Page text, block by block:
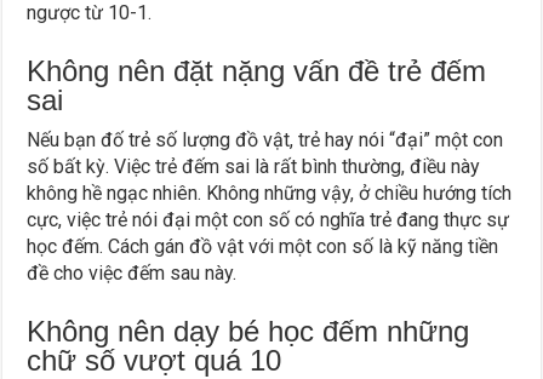
ngược từ 10-1.
Không nên đặt nặng vấn đề trẻ đếm
sai
Nếu bạn đố trẻ số lượng đồ vật, trẻ hay nói “đại” một con
số bất kỳ. Việc trẻ đếm sai là rất bình thường, điều này
không hề ngạc nhiên. Không những vậy, ở chiều hướng tích
cực, việc trẻ nói đại một con số có nghĩa trẻ đang thực sự
học đếm. Cách gán đồ vật với một con số là kỹ năng tiền
đề cho việc đếm sau này.
Không nên dạy bé học đếm những
chữ số vượt quá 10